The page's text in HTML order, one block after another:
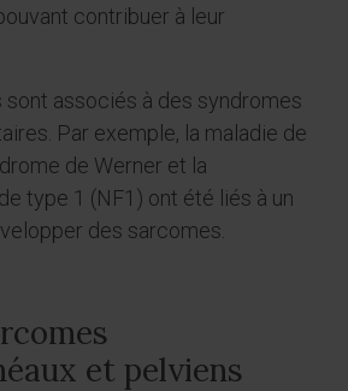
contribuer à leur
sont associés à des syndromes
Par exemple, la maladie de
de Werner et la
type 1 (NF1) ont été liés à un
des sarcomes.
et pelviens